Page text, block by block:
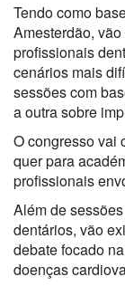
Tendo como
Amesterdão,
profissionais
cenários mais
sessões com
a outra sobre
O congresso vai
quer para
profissionais
Além de
dentários, vão
debate focado
doenças